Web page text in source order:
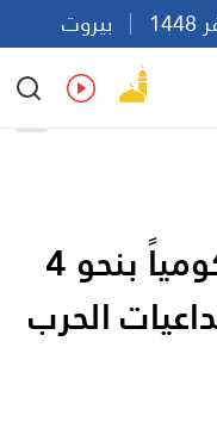
بيروت
Ar
فرنسا تجمّد إنفاقاً حكومياً بنحو 4
الحرب